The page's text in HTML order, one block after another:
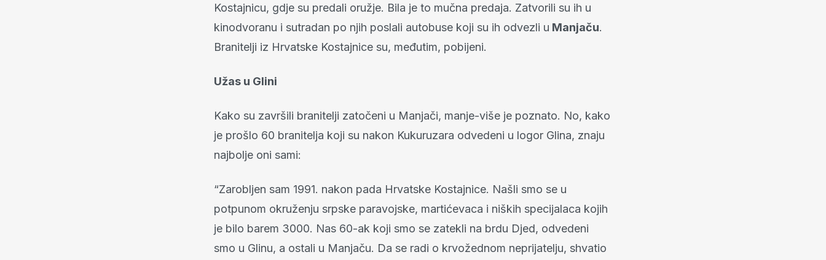
Kostajnicu, gdje su predali oružje. Bila je to mučna predaja. Zatvorili su ih u
kinodvoranu i sutradan po njih poslali autobuse koji su ih odvezli u Manjaču.
Branitelji iz Hrvatske Kostajnice su, međutim, pobijeni.
Užas u Glini
Kako su završili branitelji zatočeni u Manjači, manje-više je poznato. No, kako
je prošlo 60 branitelja koji su nakon Kukuruzara odvedeni u logor Glina, znaju
najbolje oni sami:
“Zarobljen sam 1991. nakon pada Hrvatske Kostajnice. Našli smo se u
potpunom okruženju srpske paravojske, martićevaca i niških specijalaca kojih
je bilo barem 3000. Nas 60-ak koji smo se zatekli na brdu Djed, odvedeni
smo u Glinu, a ostali u Manjaču. Da se radi o krvožednom neprijatelju, shvatio